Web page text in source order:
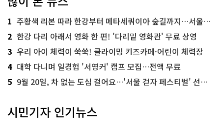
1 주황색 리본 따라 한강부터 메타세쿼이아 숲길까지…서울둘레길 15코스
2 한강 다리 아래서 영화 한 편! '다리밑 영화관' 무료 상영
3 우리 아이 체력이 쑥쑥! 클라이밍 키즈카페·어린이 체력장
4 대학 다니며 일경험 '서영커' 캠프 모집…전액 무료
5 9월 20일, 차 없는 도심 걸어요…'서울 걷자 페스티벌' 선착순 5천명
시민기자 인기뉴스